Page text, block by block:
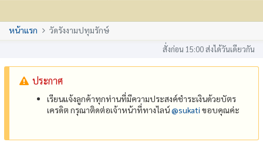
หน้าแรก วัดรังงามปทุมรักษ์
สั่งก่อน 15:00 ส่งได้วันเดียวกัน
ประกาศ
เรียนแจ้งลูกค้าทุกท่านที่มีความประสงค์ชำระเงินด้วยบัตร
เครดิต กรุณาติดต่อเจ้าหน้าที่ทางไลน์@‌sukati ขอบคุณค่ะ